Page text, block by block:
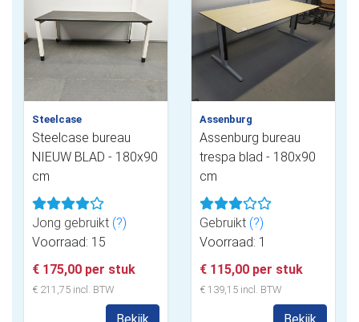
Steelcase
Steelcase bureau
NIEUW BLAD - 180x90
cm
Jong gebruikt (?)
Voorraad: 15
€ 175,00 per stuk
€ 211,75 incl. BTW
Assenburg
Assenburg bureau
trespa blad - 180x90
cm
Gebruikt (?)
Voorraad: 1
€ 115,00 per stuk
€ 139,15 incl. BTW